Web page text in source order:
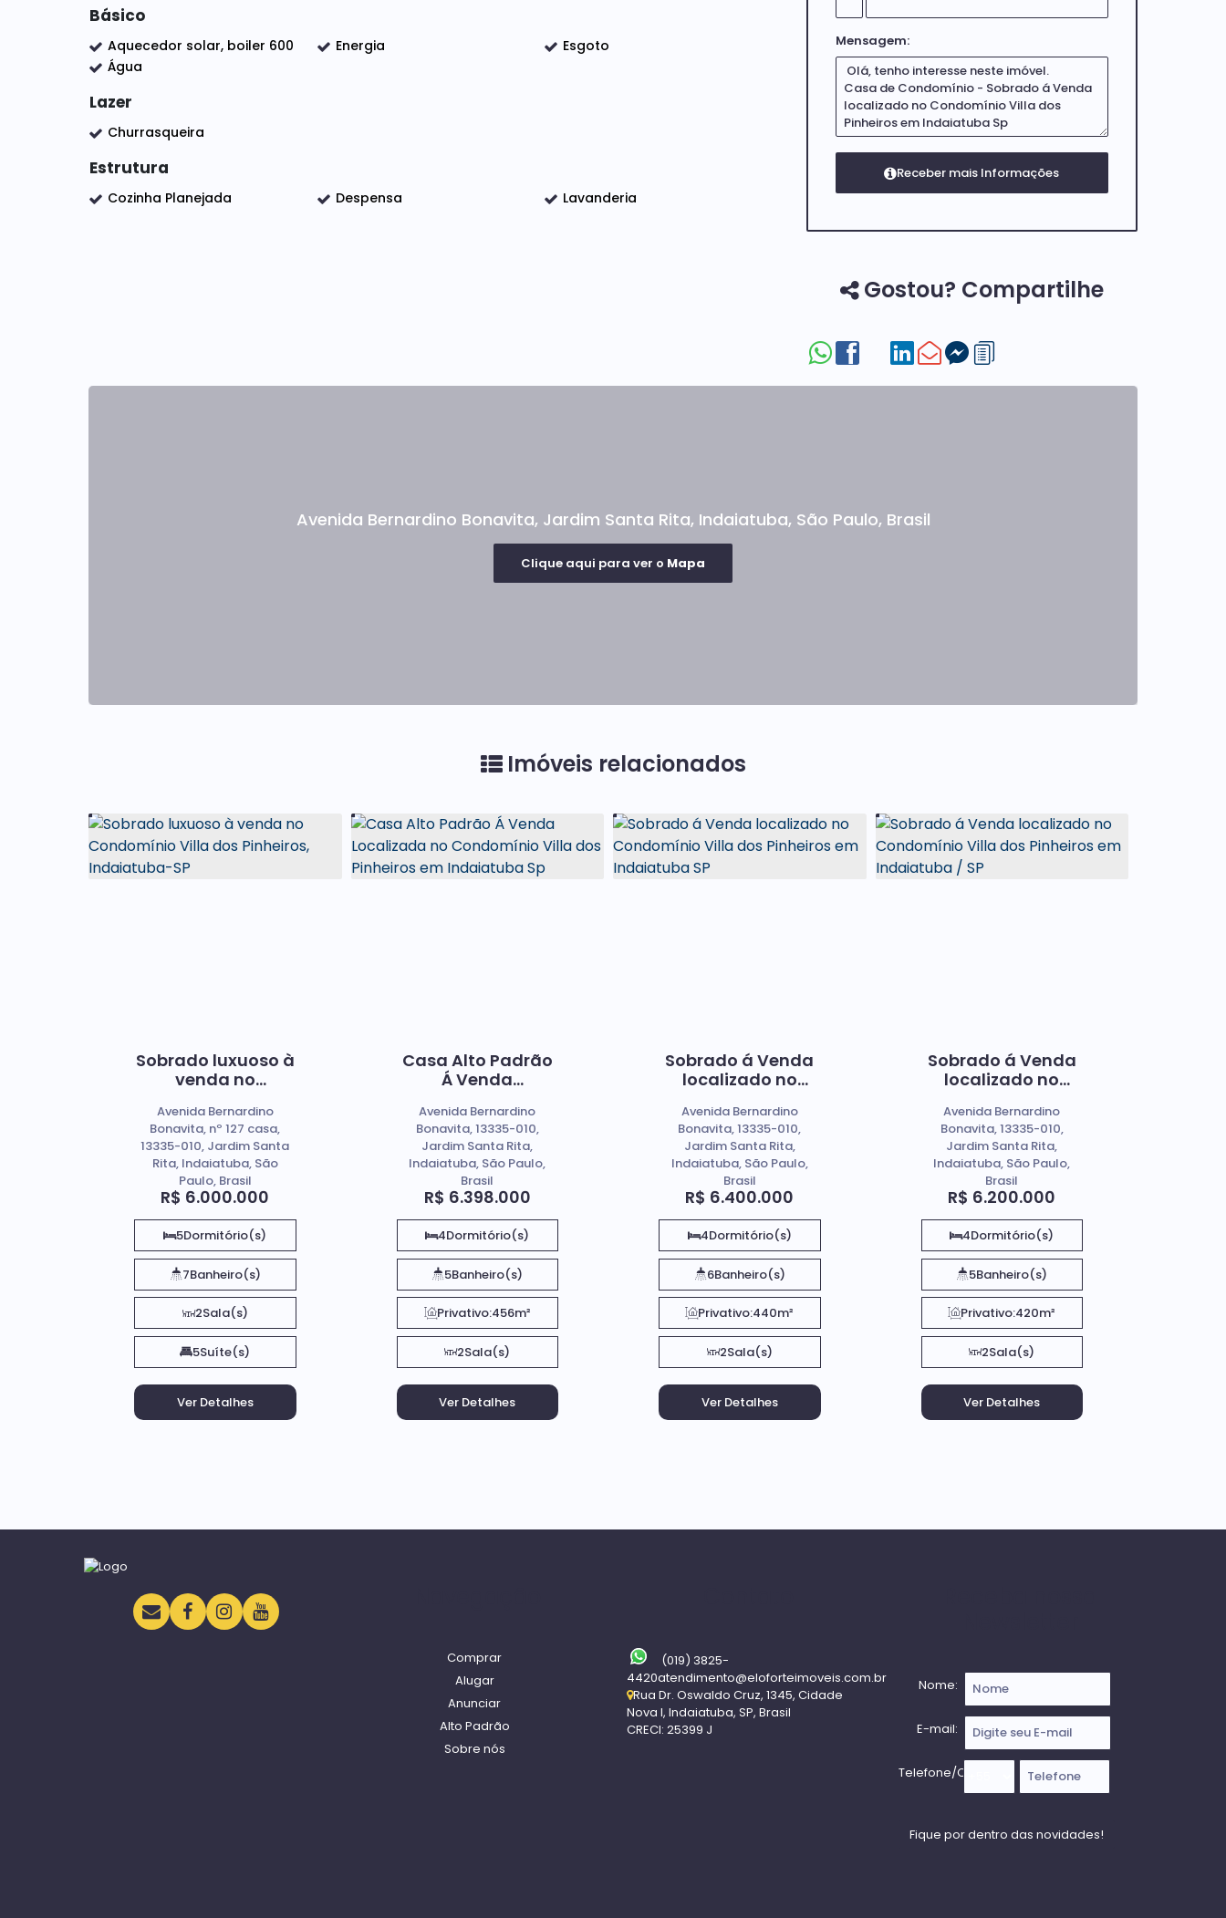
✔️ Despensa
✔️ Lavanderia
✔️ 4 suítes com closet
✔️ Preparação para ar-condicionado
✔️ Aquecimento solar com boiler e pressurizador
Básico
Aquecedor solar, boiler 600 Energia
Esgoto
Água
Lazer
Churrasqueira
Estrutura
Cozinha Planejada Despensa Lavanderia
Mensagem:
Gostou? Compartilhe
Avenida Bernardino Bonavita, Jardim Santa Rita, Indaiatuba, São Paulo, Brasil
Clique aqui para ver o Mapa
Imóveis relacionados
Sobrado luxuoso à
venda no
dos Pinheiros,
Indaiatuba-SP
R$ 6.000.000
Avenida Bernardino
Bonavita, nº 127 casa,
13335-010, Jardim Santa
Rita, Indaiatuba, São
Paulo, Brasil
5Dormitório(s)
7Banheiro(s)
2Sala(s)
5Suíte(s)
Casa Alto Padrão
Á Venda
Condomínio Villa
dos Pinheiros em
Indaiatuba Sp
R$ 6.398.000
Avenida Bernardino
Bonavita, 13335-010,
Jardim Santa Rita,
Indaiatuba, São Paulo,
Brasil
4Dormitório(s)
5Banheiro(s)
Privativo:456m²
2Sala(s)
Sobrado á Venda
localizado no
dos Pinheiros em
Indaiatuba SP
R$ 6.400.000
Avenida Bernardino
Bonavita, 13335-010,
Jardim Santa Rita,
Indaiatuba, São Paulo,
Brasil
4Dormitório(s)
6Banheiro(s)
Privativo:440m²
2Sala(s)
Sobrado á Venda
localizado no
dos Pinheiros em
Indaiatuba / SP
R$ 6.200.000
Avenida Bernardino
Bonavita, 13335-010,
Jardim Santa Rita,
Indaiatuba, São Paulo,
Brasil
4Dormitório(s)
5Banheiro(s)
Privativo:420m²
2Sala(s)
Comprar
Alugar
Anunciar
Alto Padrão
Sobre nós
(019) 3825-
4420atendimento@eloforteimoveis.com.br
Rua Dr. Oswaldo Cruz, 1345, Cidade
Nova I, Indaiatuba, SP, Brasil
CRECI: 25399 J
Nome:
E-mail:
Telefone/Celular: